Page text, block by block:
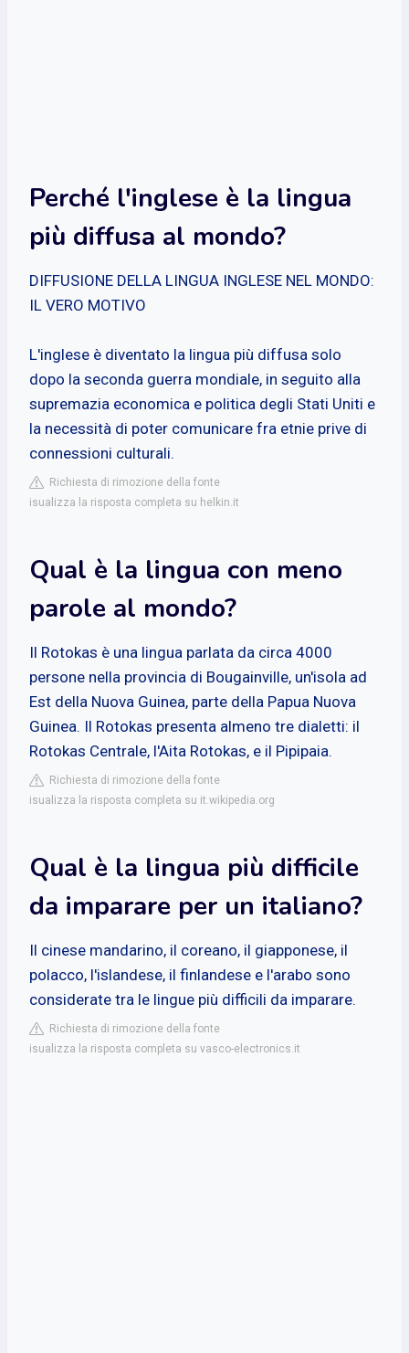
Perché l'inglese è la lingua
più diffusa al mondo?
DIFFUSIONE DELLA LINGUA INGLESE NEL MONDO:
IL VERO MOTIVO
L'inglese è diventato la lingua più diffusa solo
dopo la seconda guerra mondiale, in seguito alla
supremazia economica e politica degli Stati Uniti e
la necessità di poter comunicare fra etnie prive di
connessioni culturali.
Richiesta di rimozione della fonte
isualizza la risposta completa su helkin.it
Qual è la lingua con meno
parole al mondo?
Il Rotokas è una lingua parlata da circa 4000
persone nella provincia di Bougainville, un'isola ad
Est della Nuova Guinea, parte della Papua Nuova
Guinea. Il Rotokas presenta almeno tre dialetti: il
Rotokas Centrale, l'Aita Rotokas, e il Pipipaia.
Richiesta di rimozione della fonte
isualizza la risposta completa su it.wikipedia.org
Qual è la lingua più difficile
da imparare per un italiano?
Il cinese mandarino, il coreano, il giapponese, il
polacco, l'islandese, il finlandese e l'arabo sono
considerate tra le lingue più difficili da imparare.
Richiesta di rimozione della fonte
isualizza la risposta completa su vasco-electronics.it